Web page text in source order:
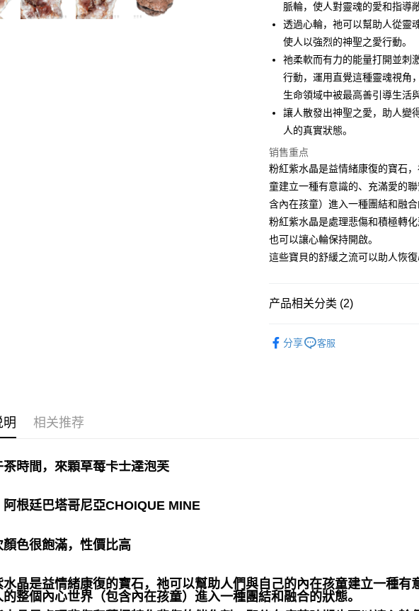
Apple Pay
街口支付
悠遊付
ATM付款
运送方式
全家取貨付款
每笔NT$80，满NT$3,000(含以
7-11取貨付款
每笔NT$80，满NT$3,000(含以
賣家宅配幫您送（台灣）
郵局幫你送（離島）
付款後門市自取
脈輪，使人對靈魂的愛和指導
透過心輪，祂可以幫助人從靈
使人以強烈的神聖之愛行動。
祂柔軟而有力的能量打開並刺
行動，運用直覺這種靈魂視角
生命領域中被最高善引導生活
讓人散發出神聖之愛，助人變
人的真實狀態。
销售重点
粉紅紫水晶是益情緒康復的寶石
童建立一種有意識的、充滿愛的
含內在孩童）進入一種團結和融合
粉紅紫水晶是處理悲傷和積極轉
也可以讓心輪保持開啟。
這些寶貝的舒緩之流可以助人恢復
产品相关分类 (2)
分享 客服
明 相关推荐
茶時間，來顆草莓卡士達泡芙
阿根廷巴塔哥尼亞CHOIQUE MINE
顏色很飽滿，性價比高
水晶是益情緒康復的寶石，祂可以幫助人們與自己的內在孩童建立一種有
整個內心世界（包含內在孩童）進入一種團結和融合的狀態。